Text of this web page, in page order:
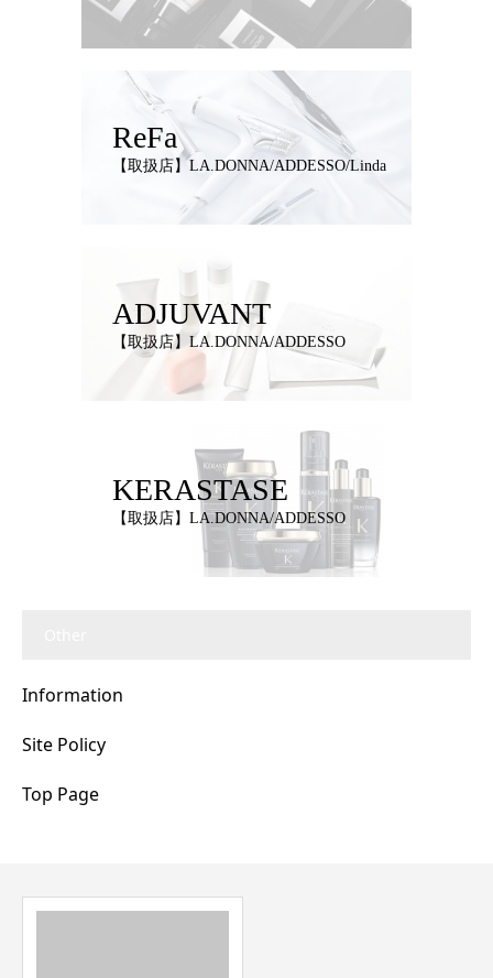
ReFa
【取扱店】LA.DONNA/ADDESSO/Linda
ADJUVANT
【取扱店】LA.DONNA/ADDESSO
KERASTASE
【取扱店】LA.DONNA/ADDESSO
Information
Site Policy
Top Page